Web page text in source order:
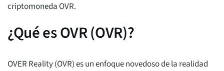
criptomoneda OVR.
¿Qué es OVR (OVR)?
OVER Reality (OVR) es un enfoque novedoso de la realidad